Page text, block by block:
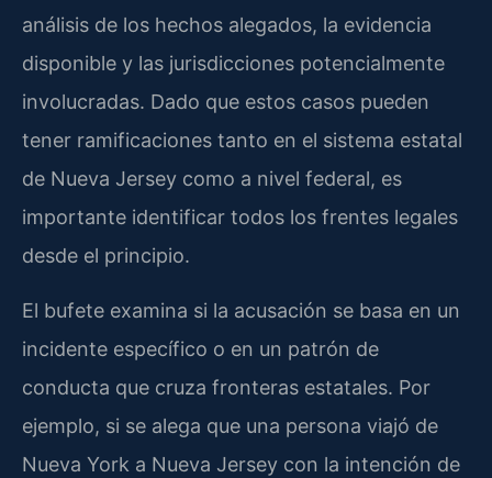
análisis de los hechos alegados, la evidencia
disponible y las jurisdicciones potencialmente
involucradas. Dado que estos casos pueden
tener ramificaciones tanto en el sistema estatal
de Nueva Jersey como a nivel federal, es
importante identificar todos los frentes legales
desde el principio.
El bufete examina si la acusación se basa en un
incidente específico o en un patrón de
conducta que cruza fronteras estatales. Por
ejemplo, si se alega que una persona viajó de
Nueva York a Nueva Jersey con la intención de